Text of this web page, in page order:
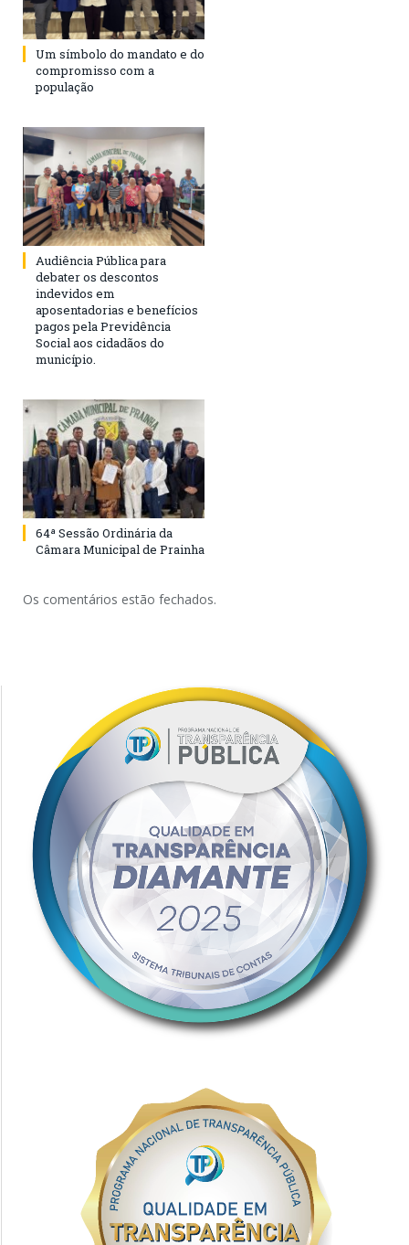
Um símbolo do mandato e do
compromisso com a
população
Audiência Pública para
debater os descontos
indevidos em
aposentadorias e benefícios
pagos pela Previdência
Social aos cidadãos do
município.
64ª Sessão Ordinária da
Câmara Municipal de Prainha
Os comentários estão fechados.